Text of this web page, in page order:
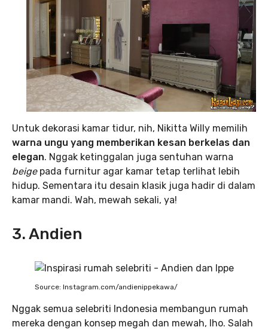
Untuk dekorasi kamar tidur, nih, Nikitta Willy memilih
warna ungu yang memberikan kesan berkelas dan
elegan. Nggak ketinggalan juga sentuhan warna
beigepada furnitur agar kamar tetap terlihat lebih
hidup. Sementara itu desain klasik juga hadir di dalam
kamar mandi. Wah, mewah sekali, ya!
3. Andien
Source: Instagram.com/andienippekawa/
Nggak semua selebriti Indonesia membangun rumah
mereka dengan konsep megah dan mewah, lho. Salah